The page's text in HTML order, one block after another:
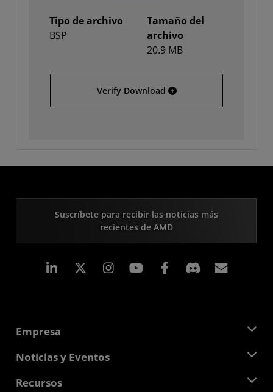
Tipo de archivo
BSP
Tamaño del
archivo
20.9 MB
Verify Download PetaLinux 13.04 Board
Suscríbete para recibir las noticias más
recientes de AMD
LinkedIn Instagram Facebook
Empresa
Acerca de AMD
Responsabilidad corporativa
Noticias y Eventos
Sala de prensa
Recursos